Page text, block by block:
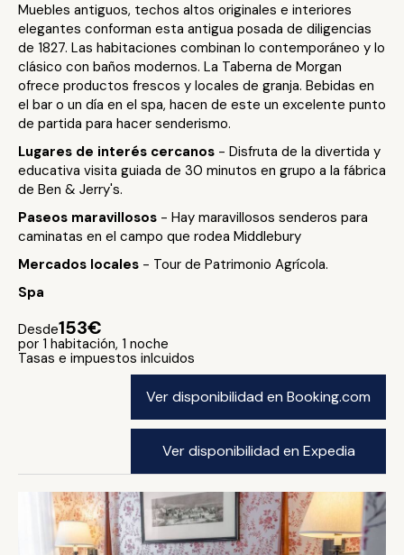
Muebles antiguos, techos altos originales e interiores
elegantes conforman esta antigua posada de diligencias
de 1827. Las habitaciones combinan lo contemporáneo y lo
clásico con baños modernos. La Taberna de Morgan
ofrece productos frescos y locales de granja. Bebidas en
el bar o un día en el spa, hacen de este un excelente punto
de partida para hacer senderismo.
Lugares de interés cercanos - Disfruta de la divertida y
educativa visita guiada de 30 minutos en grupo a la fábrica
de Ben & Jerry's.
Paseos maravillosos - Hay maravillosos senderos para
caminatas en el campo que rodea Middlebury
Mercados locales - Tour de Patrimonio Agrícola.
Spa
Desde153€
por 1 habitación, 1 noche
Tasas e impuestos inlcuidos
Ver disponibilidad en Booking.com
Ver disponibilidad en Expedia